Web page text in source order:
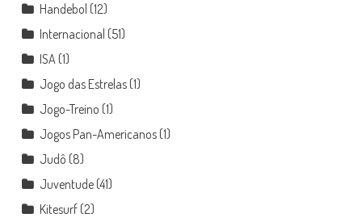
Handebol (12)
Internacional (51)
ISA(1)
Jogo das Estrelas(1)
Jogo-Treino (1)
Jogos Pan-Americanos(1)
Judô (8)
Juventude(41)
Kitesurf(2)